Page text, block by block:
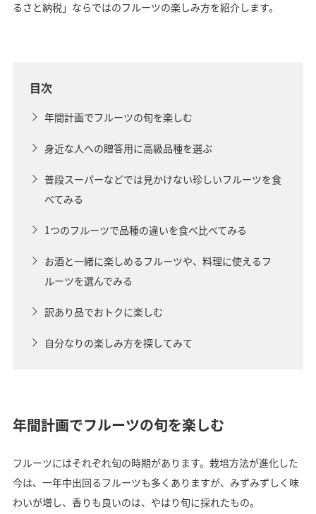
るさと納税」ならではのフルーツの楽しみ方を紹介します。
目次
年間計画でフルーツの旬を楽しむ
身近な人への贈答用に高級品種を選ぶ
普段スーパーなどでは見かけない珍しいフルーツを食
べてみる
1つのフルーツで品種の違いを食べ比べてみる
お酒と一緒に楽しめるフルーツや、料理に使えるフ
ルーツを選んでみる
訳あり品でおトクに楽しむ
自分なりの楽しみ方を探してみて
年間計画でフルーツの旬を楽しむ
フルーツにはそれぞれ旬の時期があります。栽培方法が進化した
今は、一年中出回るフルーツも多くありますが、みずみずしく味
わいが増し、香りも良いのは、やはり旬に採れたもの。